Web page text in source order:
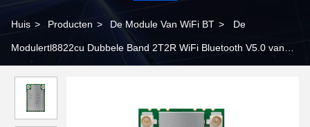
Huis > Producten > De Module Van WiFi BT > De
Modulertl8822cu Dubbele Band 2T2R WiFi Bluetooth V5.0 van